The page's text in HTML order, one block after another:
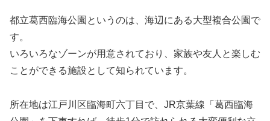
都立葛西臨海公園というのは、海辺にある大型複合公園で
す。
いろいろなゾーンが用意されており、家族や友人と楽しむ
ことができる施設として知られています。
所在地は江戸川区臨海町六丁目で、JR京葉線「葛西臨海